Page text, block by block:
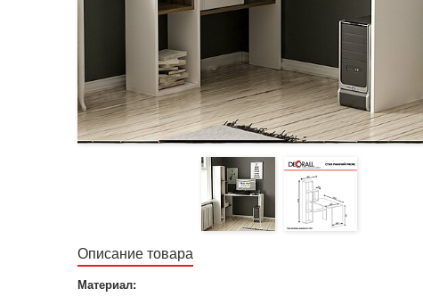
Описание товара
Материал: